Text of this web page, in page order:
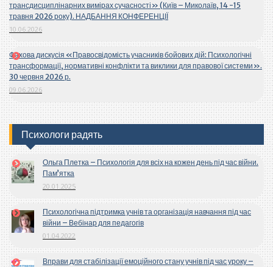
трансдисциплінарних вимірах сучасності» (Київ – Миколаїв, 14 -15
травня 2026 року). НАДБАННЯ КОНФЕРЕНЦІЇ
10.06.2026
Фахова дискусія «Правосвідомість учасників бойових дій: Психологічні
трансформації, нормативні конфлікти та виклики для правової системи».
30 червня 2026 р.
09.06.2026
Психологи радять
Ольга Плетка – Психологія для всіх на кожен день під час війни.
Пам’ятка
20.01.2025
Психологічна підтримка учнів та організація навчання під час
війни – Вебінар для педагогів
01.04.2022
Вправи для стабілізації емоційного стану учнів під час уроку –